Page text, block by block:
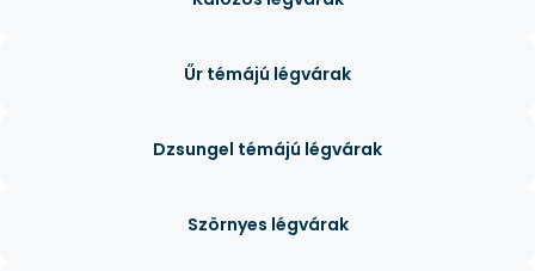
Űr témájú légvárak
Dzsungel témájú légvárak
Szörnyes légvárak